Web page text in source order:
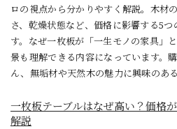
ロの視点から分かりやすく解説。木材
さ、乾燥状態など、価格に影響する5
す。なぜ一枚板が「一生モノの家具」
景も理解できる内容になっています。
ん、無垢材や天然木の魅力に興味のあ
一枚板テーブルはなぜ高い？価格
解説